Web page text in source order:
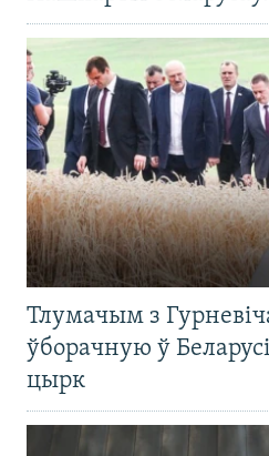
Тлумачым з
ўборачную ў
цырк